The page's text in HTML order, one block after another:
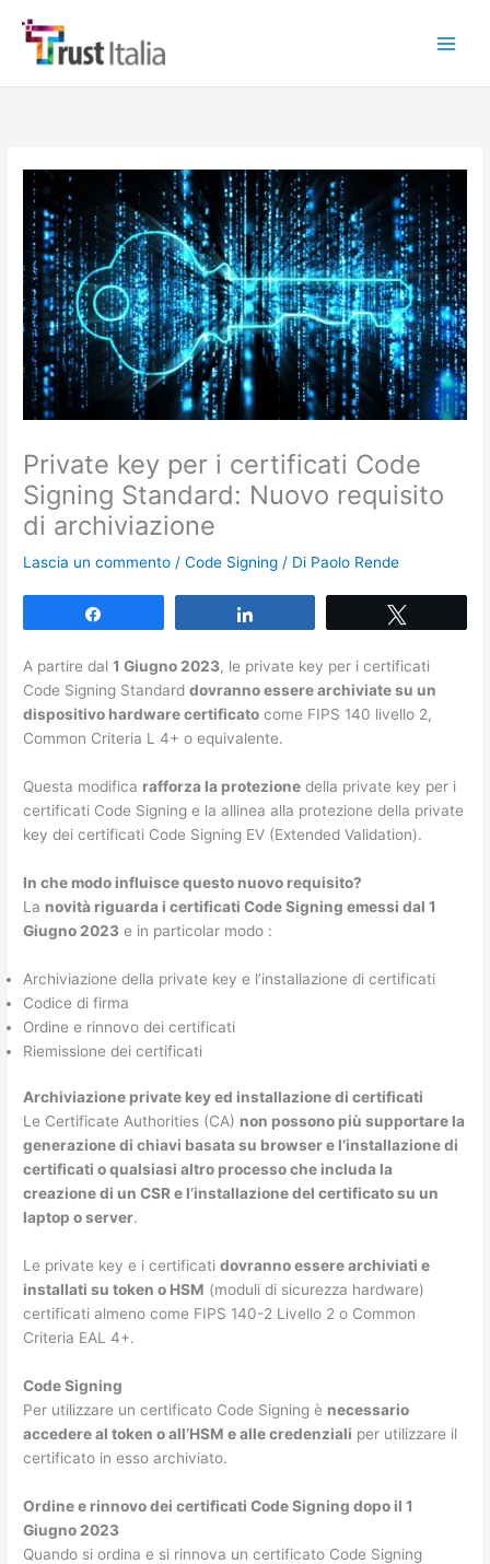
contenuto
Private key per i certificati Code
Signing Standard: Nuovo requisito
di archiviazione
Lascia un commento /Code Signing / Di Paolo Rende
A partire dal1 Giugno 2023, le private key per i certificati
Code Signing Standarddovranno essere archiviate su un
dispositivo hardware certificato come FIPS 140 livello 2,
Common Criteria L 4+ o equivalente.
Questa modifica rafforza la protezione della private key per i
certificati Code Signing e la allinea alla protezione della private
key dei certificati Code Signing EV (Extended Validation).
In che modo influisce questo nuovo requisito?
La novità riguarda i certificati Code Signing emessi dal 1
Giugno 2023 e in particolar modo :
Archiviazione della private key e l’installazione di certificati
Codice di firma
Ordine e rinnovo dei certificati
Riemissione dei certificati
Archiviazione private key ed installazione di certificati
Le Certificate Authorities (CA) non possono più supportare la
generazione di chiavi basata su browser e l’installazione di
certificati o qualsiasi altro processo che includa la
creazione di un CSR e l’installazione del certificato su un
laptop o server.
Le private key e i certificatidovranno essere archiviati e
installati su token o HSM (moduli di sicurezza hardware)
certificati almeno come FIPS 140-2 Livello 2 o Common
Criteria EAL 4+.
Code Signing
Per utilizzare un certificato Code Signing è necessario
accedere al token o all’HSM e alle credenziali per utilizzare il
certificato in esso archiviato.
Ordine e rinnovo dei certificati Code Signing dopo il 1
Giugno 2023
Quando si ordina e si rinnova un certificato Code Signing